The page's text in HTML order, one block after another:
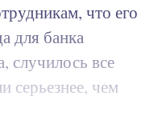
что его
для банка
случилось все
серьезнее, чем